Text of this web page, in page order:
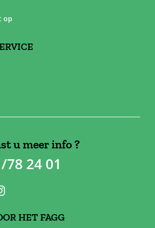
op
u meer info ?
78 24 01
HET FAGG